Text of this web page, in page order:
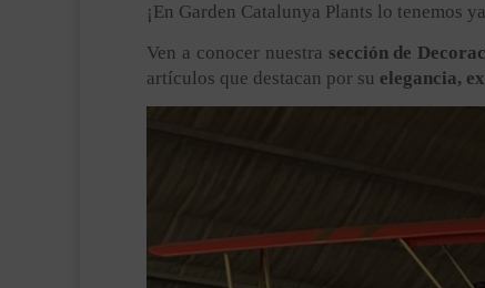
¡En Garden Catalunya Plants lo tenemos
Ven a conocer nuestra sección de
artículos que destacan por su elegancia,